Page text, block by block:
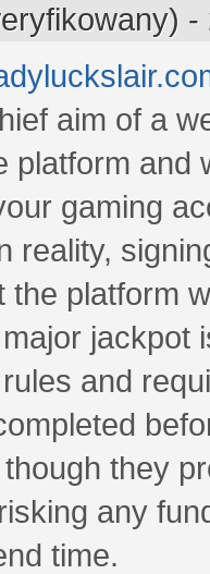
-
aim of a
platform and
gaming
reality,
the platform
jackpot
and
they
any
time.